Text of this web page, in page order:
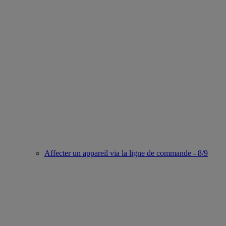
Affecter un appareil via la ligne de commande - 8/9